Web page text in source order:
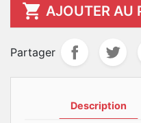
 AJOUTER AU
Partager
Description